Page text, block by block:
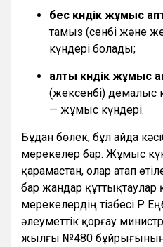
бес күндік жұмыс
тамыз (сенбі және
күндері болады;
алты күндік жұмыс
(жексенбі) демалыс
— жұмыс күндері.
Бұдан бөлек, бұл айда
мерекелер бар. Жұмыс
қарамастан, олар атап
бар жандар
мерекелердің тізбесі ҚР
әлеуметтік қорғау
жылғы №480